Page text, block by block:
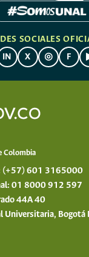
SOCIALES
IN
X ◎ F
Colombia
(+57) 601 3165000
01 8000 912 597
44A 40
Universitaria, Bogotá